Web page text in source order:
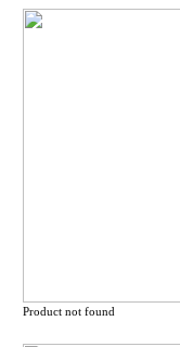
Product not found